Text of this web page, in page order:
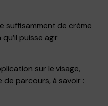
suffisamment de crème
puisse agir
sur le visage,
parcours, à savoir :